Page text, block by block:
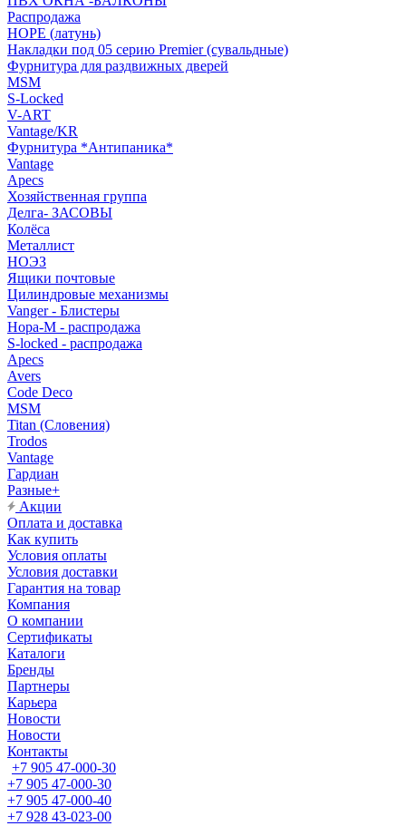
Распродажа
HOPE (латунь)
Накладки под 05 серию Premier (сувальдные)
Фурнитура для раздвижных дверей
MSM
S-Locked
V-ART
Vantage/KR
Фурнитура *Антипаника*
Vantage
Apecs
Хозяйственная группа
Делга- ЗАСОВЫ
Колёса
Металлист
НОЭЗ
Ящики почтовые
Цилиндровые механизмы
Vanger - Блистеры
Нора-М - распродажа
S-locked - распродажа
Apecs
Avers
Code Deco
MSM
Titan (Словения)
Trodos
Vantage
Гардиан
Разные+
Акции
Оплата и доставка
Как купить
Условия оплаты
Условия доставки
Гарантия на товар
Компания
О компании
Сертификаты
Каталоги
Бренды
Партнеры
Карьера
Новости
Новости
Контакты
+7 905 47-000-30
+7 905 47-000-30
+7 905 47-000-40
+7 928 43-023-00